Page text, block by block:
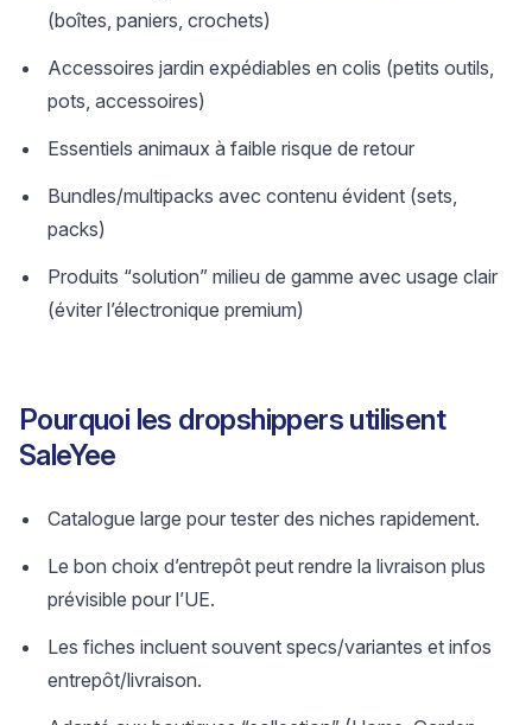
(boîtes, paniers, crochets)
Accessoires jardin expédiables en colis (petits outils,
pots, accessoires)
Essentiels animaux à faible risque de retour
Bundles/multipacks avec contenu évident (sets,
packs)
Produits “solution” milieu de gamme avec usage clair
(éviter l’électronique premium)
Pourquoi les dropshippers utilisent
SaleYee
Catalogue large pour tester des niches rapidement.
Le bon choix d’entrepôt peut rendre la livraison plus
prévisible pour l’UE.
Les fiches incluent souvent specs/variantes et infos
entrepôt/livraison.